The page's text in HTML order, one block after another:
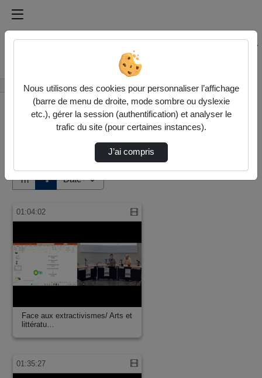
Médiathèque de l'université Paris
Rechercher un média sur Médiathèque de l'université
Accueil Vidéos
Tri ↘
01:04:02
Face aux extractivismes/ Arts et
littératu…
01:35:27
Nous utilisons des cookies pour personnaliser l’affichage
(barre de menu de droite, mode sombre ou dyslexie
etc.), gérer la session (authentification) et analyser le
trafic du site (pour certaines instances).
J’ai compris